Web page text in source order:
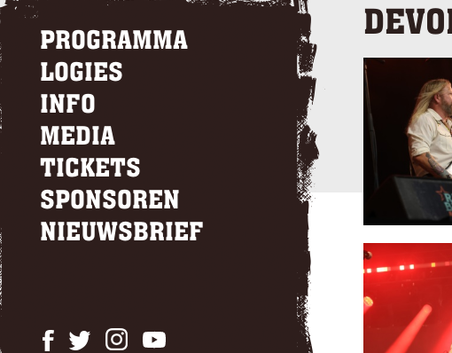
PROGRAMMA
LOGIES
INFO
MEDIA
TICKETS
SPONSOREN
NIEUWSBRIEF